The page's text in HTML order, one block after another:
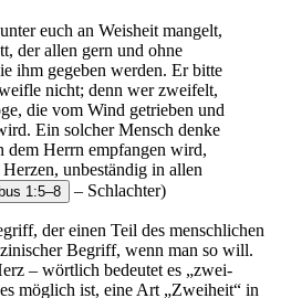
euch an Weisheit mangelt,
der allen gern und ohne
ihm gegeben werden. Er bitte
nicht; denn wer zweifelt,
die vom Wind getrieben und
Ein solcher Mensch denke
dem Herrn empfangen wird,
unbeständig in allen
1:5–8 – Schlachter)
der einen Teil des menschlichen
Begriff, wenn man so will.
– wörtlich bedeutet es „zwei-
möglich ist, eine Art „Zweiheit“ in